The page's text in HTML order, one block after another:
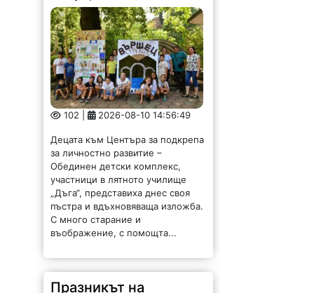
102 | 2026-08-10 14:56:49
Децата към Центъра за подкрепа
за личностно развитие –
Обединен детски комплекс,
участници в лятното училище
„Дъга“, представиха днес своя
пъстра и вдъхновяваща изложба.
С много старание и
въображение, с помощта...
Празникът на